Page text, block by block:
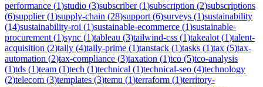
performance (1)studio (3)subscriber(1)subscription (2)subscriptions
(6)supplier(1)supply-chain (28)support (6)surveys (1)sustainability
(14)sustainability-roi (1)sustainable-ecommerce (1)sustainable-
procurement (1)sync (1)tableau (3)tailwind-css (1)takealot (1)talent-
acquisition (2)tally (4)tally-prime (1)tanstack (1)tasks (1)tax (5)tax-
automation (2)tax-compliance (3)taxation (1)tco (5)tco-analysis
(1)tds (1)team (1)tech (1)technical (1)technical-seo (4)technology
(2)telecom (3)templates (3)temu (1)terraform (1)territory-